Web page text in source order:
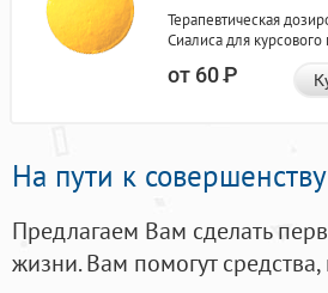
Терапевтическая
Сиалиса для
от 60Р
На пути к
Предлагаем Вам сделать
жизни. Вам помогут